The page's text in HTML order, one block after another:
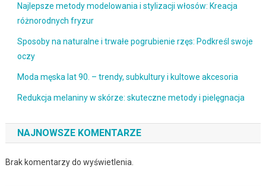
Najlepsze metody modelowania i stylizacji włosów: Kreacja
różnorodnych fryzur
Sposoby na naturalne i trwałe pogrubienie rzęs: Podkreśl swoje
oczy
Moda męska lat 90. – trendy, subkultury i kultowe akcesoria
Redukcja melaniny w skórze: skuteczne metody i pielęgnacja
NAJNOWSZE KOMENTARZE
Brak komentarzy do wyświetlenia.